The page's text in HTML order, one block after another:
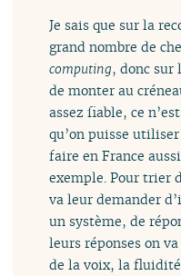
Je sais que sur la
grand nombre de
computing, donc sur
de monter au
assez fiable, ce
qu’on puisse
faire en France
exemple. Pour trier
va leur demander
un système, de
leurs réponses on
de la voix, la